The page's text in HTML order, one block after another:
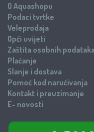
O Aquashopu
Podaci tvrtke
Veleprodaja
Opći uvijeti
Zaštita osobnih
Plaćanje
Slanje i dostava
Pomoć kod narućivanja
Kontakt i preuzimanje
E- novosti